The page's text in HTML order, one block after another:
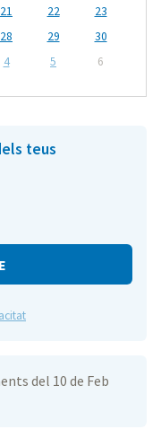
21 22
23
28 29
30
4 5 6
teus
del 10 de Feb